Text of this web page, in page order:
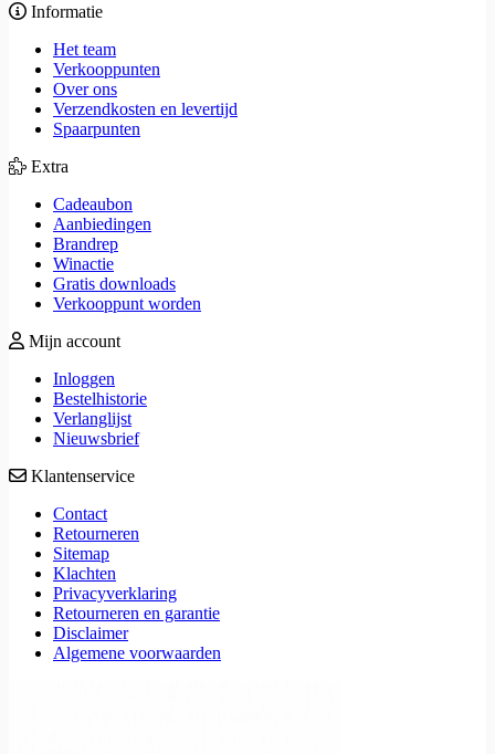
Informatie
Het team
Verkooppunten
Over ons
Verzendkosten en levertijd
Spaarpunten
Extra
Cadeaubon
Aanbiedingen
Brandrep
Winactie
Gratis downloads
Verkooppunt worden
Mijn account
Inloggen
Bestelhistorie
Verlanglijst
Nieuwsbrief
Klantenservice
Contact
Retourneren
Sitemap
Klachten
Privacyverklaring
Retourneren en garantie
Disclaimer
Algemene voorwaarden